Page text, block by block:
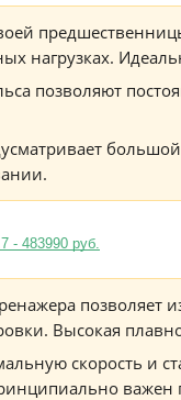
нагрузках.
позволяют
- 483990 руб.
позволяет
Высокая
скорость и